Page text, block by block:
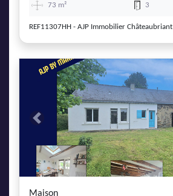
73 m² 3
REF11307HH - AJP Immobilier Châteaubriant
Previous
Maison